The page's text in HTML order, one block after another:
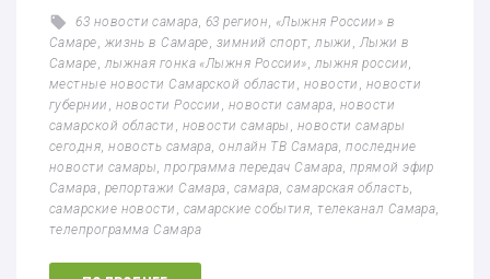
63 новости самара,63 регион, «Лыжня России» в
Самаре, жизнь в Самаре, зимний спорт,лыжи ,Лыжи в
Самаре,лыжная гонка «Лыжня России»,лыжня россии,
местные новости Самарской области , новости , новости
губернии , новости России , новости самара, новости
самарской области , новости самары , новости самары
сегодня,новость самара,онлайн ТВ Самара,последние
новости самары,программа передач Самара, прямой эфир
Самара, репортажи Самара, самара,самарская область,
самарские новости , самарские события,телеканал Самара,
телепрограмма Самара